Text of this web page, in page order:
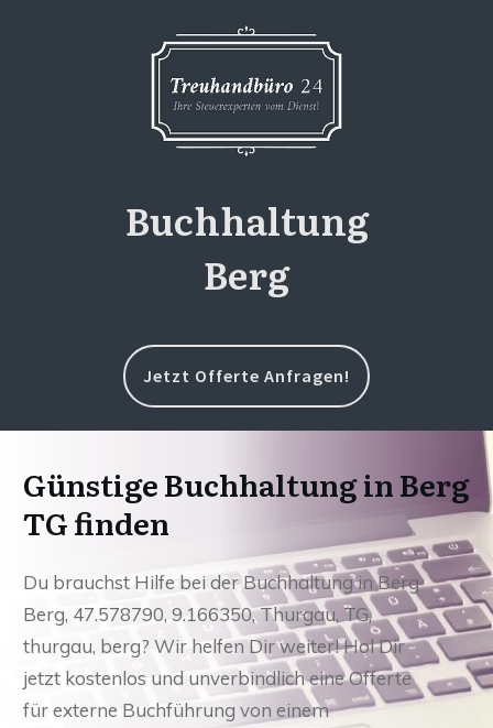
Buchhaltung
Berg
Jetzt Offerte Anfragen!
Günstige Buchhaltung in Berg
TG finden
Du brauchst Hilfe bei der Buchhaltung in Berg
Berg, 47.578790, 9.166350, Thurgau, TG,
thurgau, berg? Wir helfen Dir weiter! Hol Dir
jetzt kostenlos und unverbindlich eine Offerte
für externe Buchführung von einem